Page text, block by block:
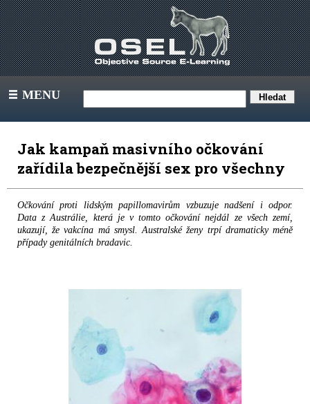
III MENU
Jak kampaň masivního očkování
zařídila bezpečnější sex pro všechny
Očkování proti lidským papillomavirům vzbuzuje nadšení i odpor.
Data z Austrálie, která je v tomto očkování nejdál ze všech zemí,
ukazují, že vakcína má smysl. Australské ženy trpí dramaticky méně
případy genitálních bradavic.